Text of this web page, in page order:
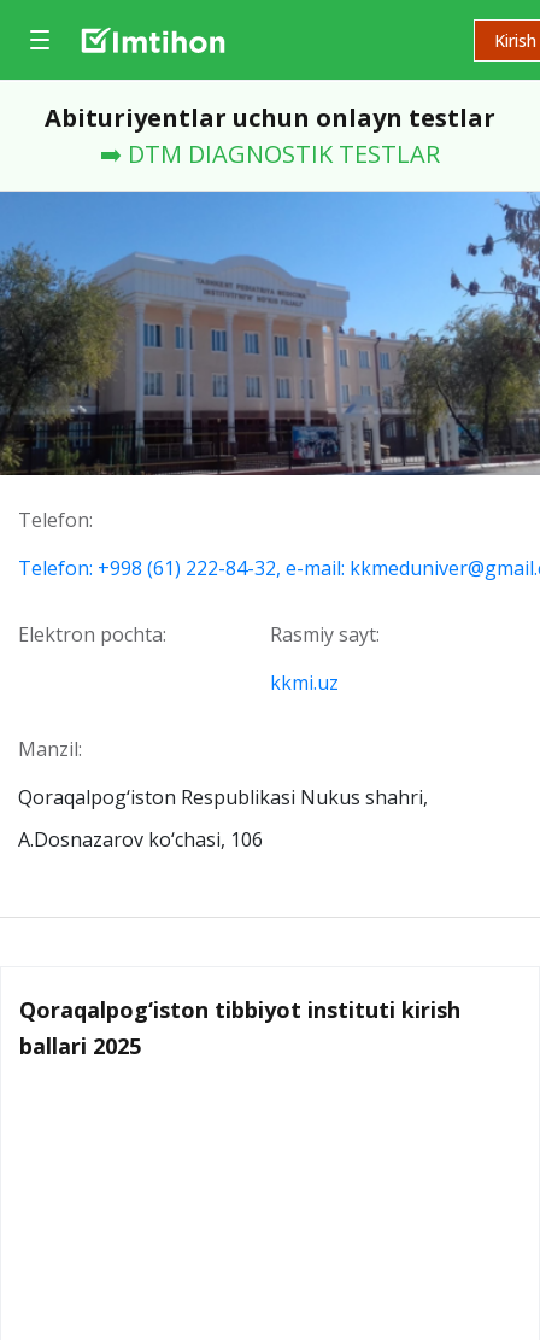
Kirish
Abituriyentlar uchun onlayn testlar
➡️ DTM DIAGNOSTIK TESTLAR
Telefon:
Telefon: +998 (61) 222-84-32, e-mail:
Elektron pochta:
Rasmiy sayt:
kkmi.uz
Manzil:
Qoraqalpog‘iston Respublikasi Nukus shahri,
А.Dosnazarov ko‘chasi, 106
Qoraqalpog‘iston tibbiyot instituti kirish
ballari 2025